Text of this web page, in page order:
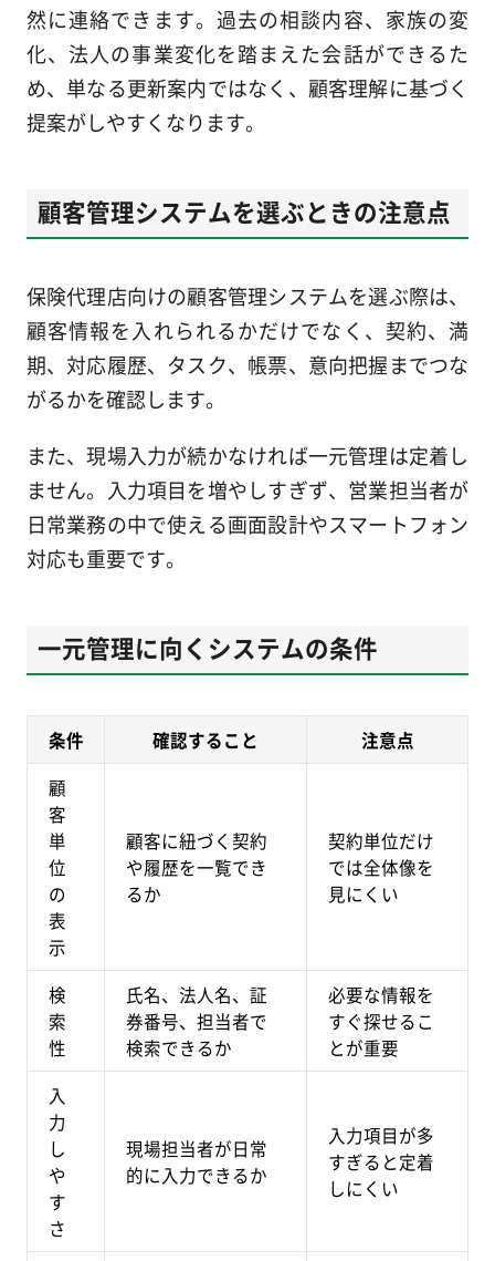
然に連絡できます。過去の相談内容、家族の変
化、法人の事業変化を踏まえた会話ができるた
め、単なる更新案内ではなく、顧客理解に基づく
提案がしやすくなります。
顧客管理システムを選ぶときの注意点
保険代理店向けの顧客管理システムを選ぶ際は、
顧客情報を入れられるかだけでなく、契約、満
期、対応履歴、タスク、帳票、意向把握までつな
がるかを確認します。
また、現場入力が続かなければ一元管理は定着し
ません。入力項目を増やしすぎず、営業担当者が
日常業務の中で使える画面設計やスマートフォン
対応も重要です。
一元管理に向くシステムの条件
条件 確認すること
注意点
顧
客
単
位
の
表
示
顧客に紐づく契約
や履歴を一覧でき
るか
契約単位だけ
では全体像を
見にくい
検
索
性
氏名、法人名、証
券番号、担当者で
検索できるか
必要な情報を
すぐ探せるこ
とが重要
入
力
し
や
す
さ
現場担当者が日常
的に入力できるか
入力項目が多
すぎると定着
しにくい